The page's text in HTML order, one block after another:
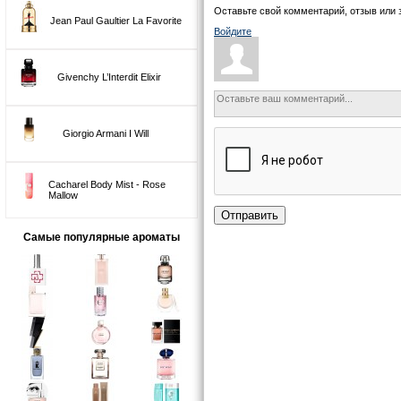
Jean Paul Gaultier La Favorite
Givenchy L’Interdit Elixir
Giorgio Armani I Will
Cacharel Body Mist - Rose
Mallow
Самые популярные ароматы
Оставьте свой комментарий, отзыв или
Войдите
Отправить